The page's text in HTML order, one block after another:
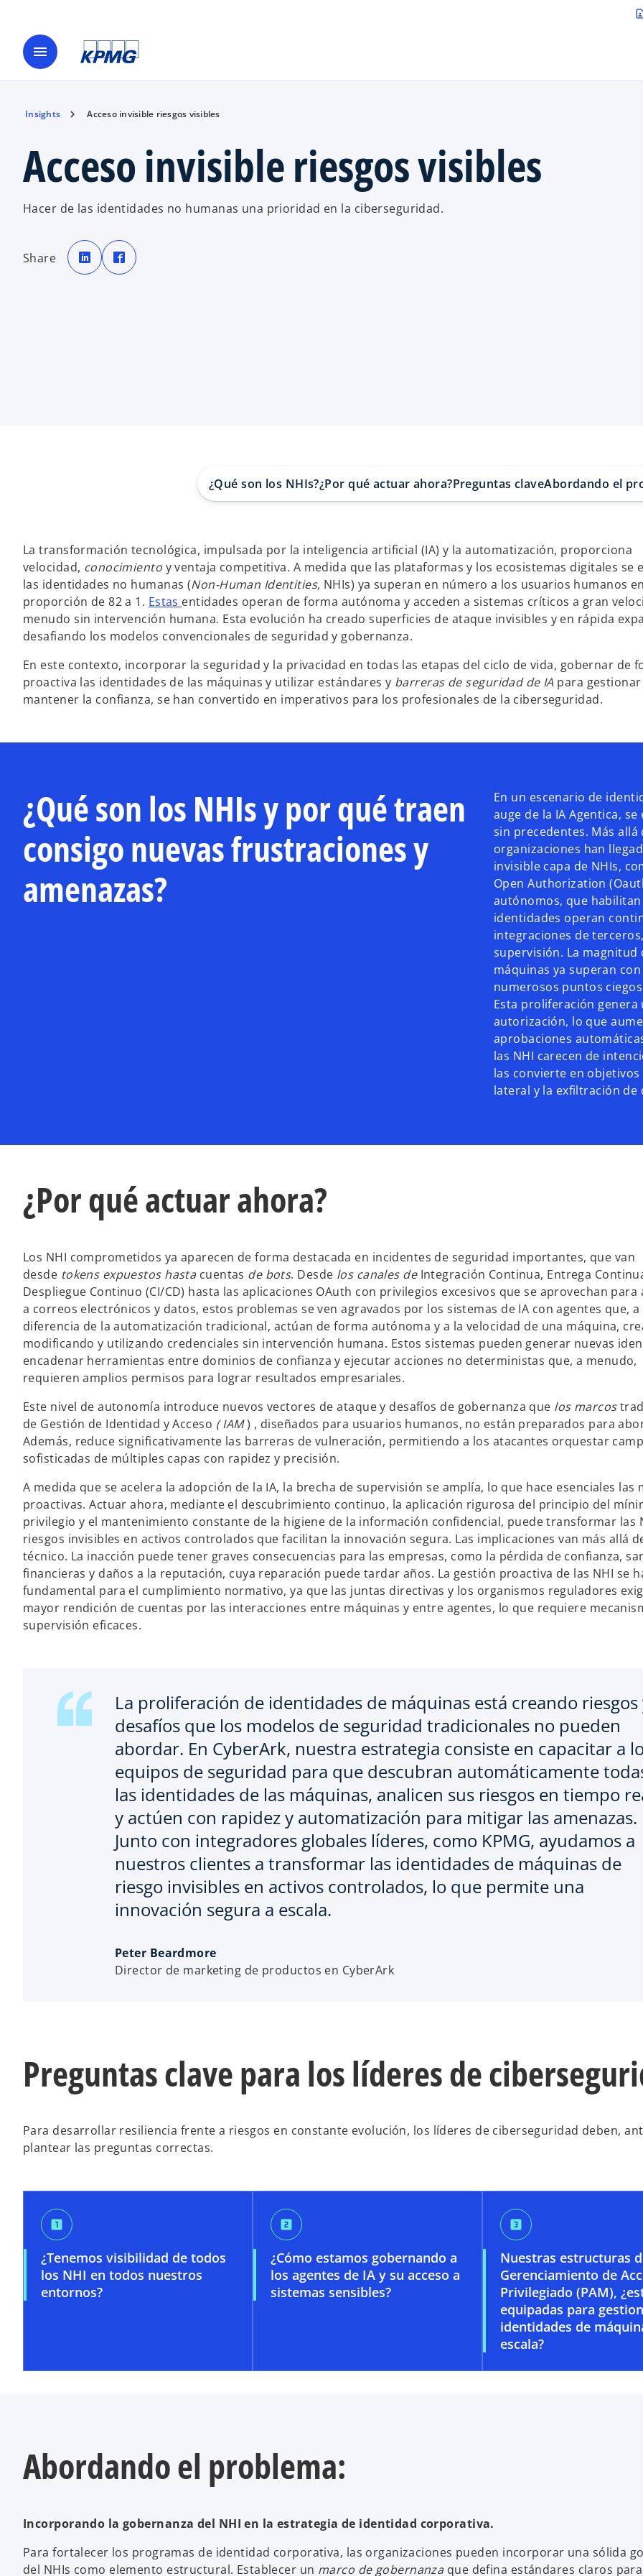
Saltar al contenido principal
menu
Insights Acceso invisible riesgos visibles
Acceso invisible riesgos visibles
Hacer de las identidades no humanas una prioridad en la ciberseguridad.
Share e
a
b
e
a
¿Qué son los NHIs?¿Por qué actuar ahora?Preguntas claveAbordando el
La transformación tecnológica, impulsada por la inteligencia artificial (IA) y la automatización, proporciona
velocidad, conocimiento y ventaja competitiva. A medida que las plataformas y los ecosistemas digitales se
las identidades no humanas (Non-Human Identities, NHIs) ya superan en número a los usuarios humanos
proporción de 82 a 1. Estas entidades operan de forma autónoma y acceden a sistemas críticos a gran
menudo sin intervención humana. Esta evolución ha creado superficies de ataque invisibles y en rápida
desafiando los modelos convencionales de seguridad y gobernanza.
En este contexto, incorporar la seguridad y la privacidad en todas las etapas del ciclo de vida, gobernar de
proactiva las identidades de las máquinas y utilizar estándares y barreras de seguridad de IA para
mantener la confianza, se han convertido en imperativos para los profesionales de la ciberseguridad.
¿Qué son los NHIs y por qué traen
consigo nuevas frustraciones y
amenazas?
En un escenario de
auge de la IA Agentica,
sin precedentes. Más
organizaciones han
invisible capa de NHIs,
Open Authorization
autónomos, que
identidades operan
integraciones de
supervisión. La
máquinas ya superan
numerosos puntos
Esta proliferación
autorización, lo que
aprobaciones
las NHI carecen de
las convierte en
lateral y la exfiltración de
¿Por qué actuar ahora?
Los NHI comprometidos ya aparecen de forma destacada en incidentes de seguridad importantes, que van
desde tokens expuestos hasta cuentas de bots. Desde los canales de Integración Continua, Entrega
Despliegue Continuo (CI/CD) hasta las aplicaciones OAuth con privilegios excesivos que se aprovechan para
a correos electrónicos y datos, estos problemas se ven agravados por los sistemas de IA con agentes que, a
diferencia de la automatización tradicional, actúan de forma autónoma y a la velocidad de una máquina,
modificando y utilizando credenciales sin intervención humana. Estos sistemas pueden generar nuevas
encadenar herramientas entre dominios de confianza y ejecutar acciones no deterministas que, a menudo,
requieren amplios permisos para lograr resultados empresariales.
Este nivel de autonomía introduce nuevos vectores de ataque y desafíos de gobernanza que los marcos
de Gestión de Identidad y Acceso ( IAM) , diseñados para usuarios humanos, no están preparados para
Además, reduce significativamente las barreras de vulneración, permitiendo a los atacantes orquestar
sofisticadas de múltiples capas con rapidez y precisión.
A medida que se acelera la adopción de la IA, la brecha de supervisión se amplía, lo que hace esenciales las
proactivas. Actuar ahora, mediante el descubrimiento continuo, la aplicación rigurosa del principio del
privilegio y el mantenimiento constante de la higiene de la información confidencial, puede transformar las
riesgos invisibles en activos controlados que facilitan la innovación segura. Las implicaciones van más allá
técnico. La inacción puede tener graves consecuencias para las empresas, como la pérdida de confianza,
financieras y daños a la reputación, cuya reparación puede tardar años. La gestión proactiva de las NHI se
fundamental para el cumplimiento normativo, ya que las juntas directivas y los organismos reguladores
mayor rendición de cuentas por las interacciones entre máquinas y entre agentes, lo que requiere
supervisión eficaces.
La proliferación de identidades de máquinas está creando riesgos
desafíos que los modelos de seguridad tradicionales no pueden
abordar. En CyberArk, nuestra estrategia consiste en capacitar a
equipos de seguridad para que descubran automáticamente
las identidades de las máquinas, analicen sus riesgos en tiempo
y actúen con rapidez y automatización para mitigar las amenazas.
Junto con integradores globales líderes, como KPMG, ayudamos a
nuestros clientes a transformar las identidades de máquinas de
riesgo invisibles en activos controlados, lo que permite una
innovación segura a escala.
Peter Beardmore
Director de marketing de productos en CyberArk
Preguntas clave para los líderes de
Para desarrollar resiliencia frente a riesgos en constante evolución, los líderes de ciberseguridad deben,
plantear las preguntas correctas.
looks_one
¿Tenemos visibilidad de todos
los NHI en todos nuestros
entornos?
looks_two
¿Cómo estamos gobernando a
los agentes de IA y su acceso a
sistemas sensibles?
looks_3
Nuestras estructuras
Gerenciamiento de
Privilegiado (PAM),
equipadas para
identidades de
escala?
Abordando el problema:
Incorporando la gobernanza del NHI en la estrategia de identidad corporativa.
Para fortalecer los programas de identidad corporativa, las organizaciones pueden incorporar una sólida
del NHIs como elemento estructural. Establecer un marco de gobernanza que defina estándares claros